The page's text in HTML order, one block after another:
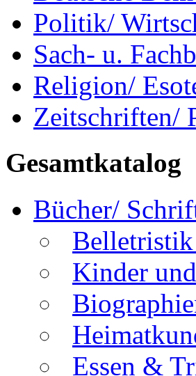
Politik/
Sach- u.
Religion/
Zeitschriften/
Gesamtkatalog
Bücher/
Kinder
Essen &